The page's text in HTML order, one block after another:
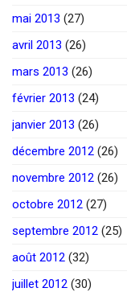
mai 2013 (27)
avril 2013 (26)
mars 2013 (26)
février 2013 (24)
janvier 2013 (26)
décembre 2012 (26)
novembre 2012 (26)
octobre 2012 (27)
septembre 2012 (25)
août 2012 (32)
juillet 2012 (30)